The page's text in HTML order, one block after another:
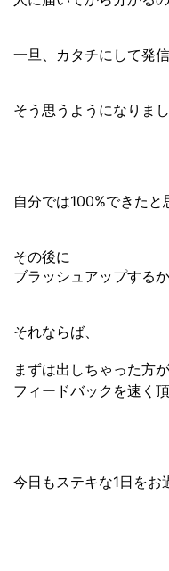
一旦、カタチにして発
そう思うようになりまし
自分では100%できたと
その後に
ブラッシュアップする
それならば、
まずは出しちゃった方が
フィードバックを速く
今日もステキな1日をお